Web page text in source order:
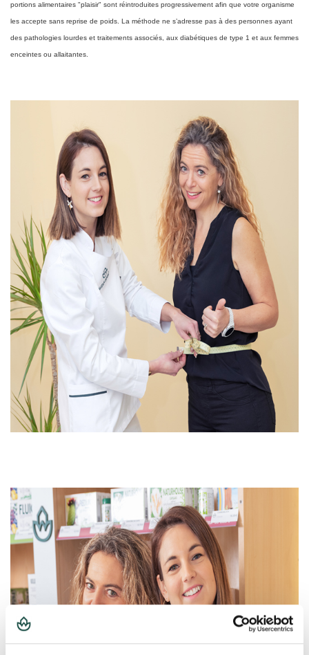
portions alimentaires "plaisir" sont réintroduites progressivement afin que votre organisme
les accepte sans reprise de poids. La méthode ne s’adresse pas à des personnes ayant
des pathologies lourdes et traitements associés, aux diabétiques de type 1 et aux femmes
enceintes ou allaitantes.